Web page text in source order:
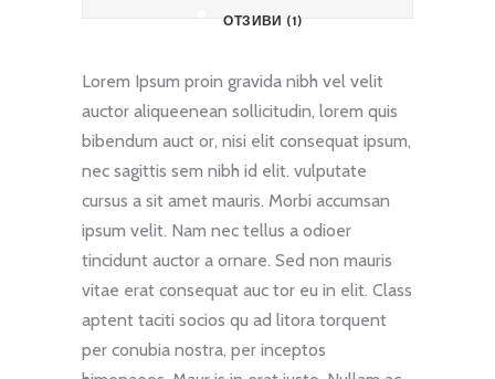
ОТЗИВИ (1)
Lorem Ipsum proin gravida nibh vel velit
auctor aliqueenean sollicitudin, lorem quis
bibendum auct or, nisi elit consequat ipsum,
nec sagittis sem nibh id elit. vulputate
cursus a sit amet mauris. Morbi accumsan
ipsum velit. Nam nec tellus a odioer
tincidunt auctor a ornare. Sed non mauris
vitae erat consequat auc tor eu in elit. Class
aptent taciti socios qu ad litora torquent
per conubia nostra, per inceptos